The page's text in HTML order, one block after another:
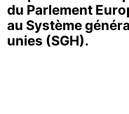
du Parlement
au Système
unies (SGH).